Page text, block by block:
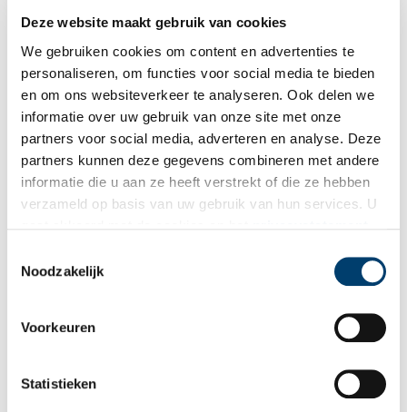
Deze website maakt gebruik van cookies
We gebruiken cookies om content en advertenties te
personaliseren, om functies voor social media te bieden
en om ons websiteverkeer te analyseren. Ook delen we
informatie over uw gebruik van onze site met onze
partners voor social media, adverteren en analyse. Deze
partners kunnen deze gegevens combineren met andere
informatie die u aan ze heeft verstrekt of die ze hebben
verzameld op basis van uw gebruik van hun services. U
Noodzakelijk
Voorkeuren
Statistieken
Bij inschrijving gaat u akkoord met onsprivacybeleid
Aanvullingen
Vul deze informatie aan of geef een reactie.
Naam*